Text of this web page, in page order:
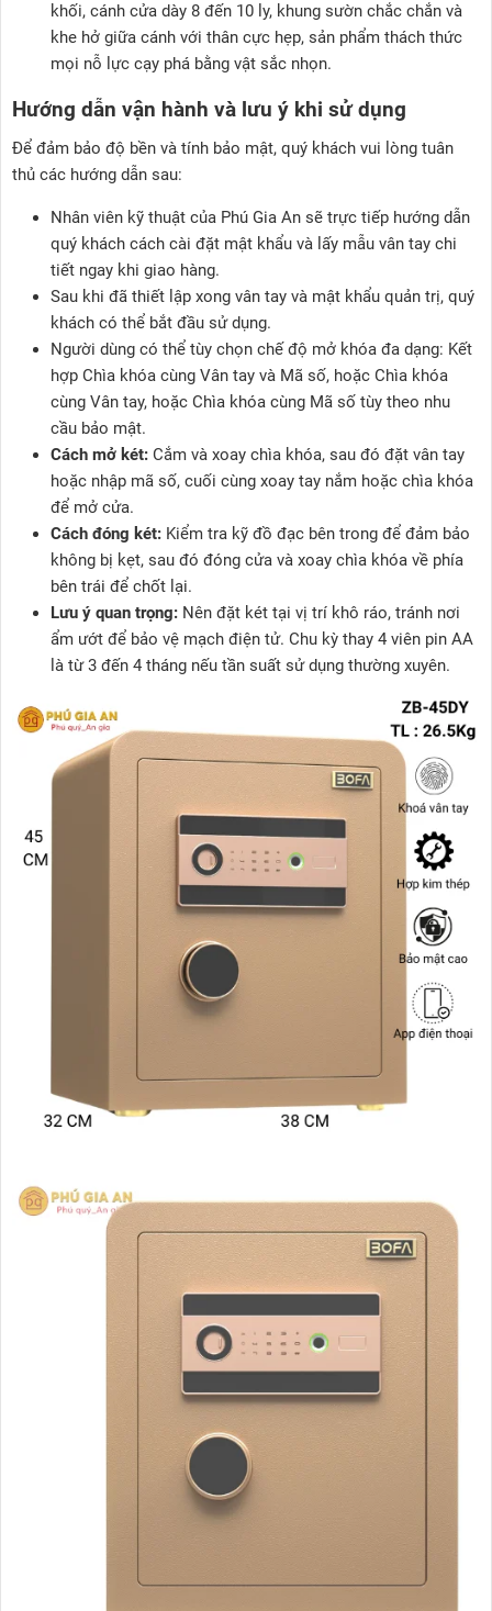
khối, cánh cửa dày 8 đến 10 ly, khung sườn chắc chắn và
khe hở giữa cánh với thân cực hẹp, sản phẩm thách thức
mọi nỗ lực cạy phá bằng vật sắc nhọn.
Hướng dẫn vận hành và lưu ý khi sử dụng
Để đảm bảo độ bền và tính bảo mật, quý khách vui lòng tuân
thủ các hướng dẫn sau:
Nhân viên kỹ thuật của Phú Gia An sẽ trực tiếp hướng dẫn
quý khách cách cài đặt mật khẩu và lấy mẫu vân tay chi
tiết ngay khi giao hàng.
Sau khi đã thiết lập xong vân tay và mật khẩu quản trị, quý
khách có thể bắt đầu sử dụng.
Người dùng có thể tùy chọn chế độ mở khóa đa dạng: Kết
hợp Chìa khóa cùng Vân tay và Mã số, hoặc Chìa khóa
cùng Vân tay, hoặc Chìa khóa cùng Mã số tùy theo nhu
cầu bảo mật.
Cách mở két: Cắm và xoay chìa khóa, sau đó đặt vân tay
hoặc nhập mã số, cuối cùng xoay tay nắm hoặc chìa khóa
để mở cửa.
Cách đóng két: Kiểm tra kỹ đồ đạc bên trong để đảm bảo
không bị kẹt, sau đó đóng cửa và xoay chìa khóa về phía
bên trái để chốt lại.
Lưu ý quan trọng: Nên đặt két tại vị trí khô ráo, tránh nơi
ẩm ướt để bảo vệ mạch điện tử. Chu kỳ thay 4 viên pin AA
là từ 3 đến 4 tháng nếu tần suất sử dụng thường xuyên.